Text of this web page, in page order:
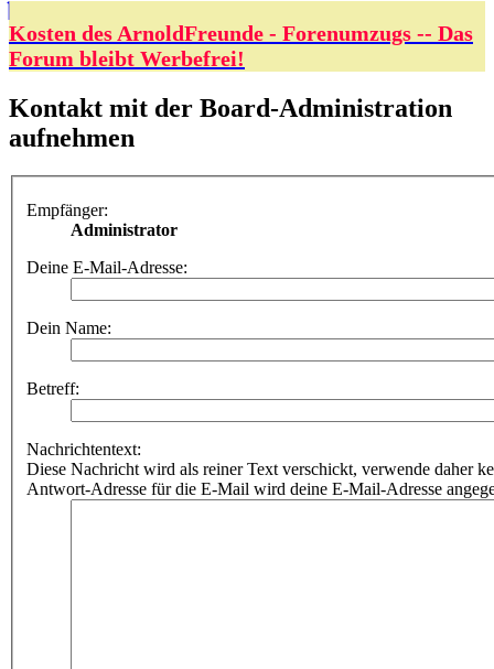
Kosten des ArnoldFreunde - Forenumzugs -- Das
Forum bleibt Werbefrei!
Kontakt mit der Board-Administration
aufnehmen
Empfänger:
Administrator
Deine E-Mail-Adresse:
Dein Name:
Betreff:
Nachrichtentext:
Diese Nachricht wird als reiner Text verschickt, verwende daher
Antwort-Adresse für die E-Mail wird deine E-Mail-Adresse